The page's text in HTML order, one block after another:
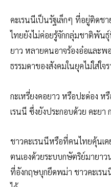
คะเรนนีเป็นรัฐเล็กๆ ที่อยู่ติดช
ไทยยังไม่ค่อยรู้จักกลุ่มชาติพันธุ์
ยาว หลายคนอาจร้องอ๋อและพ
ธรรมดาของสังคมในยุคไม่ใส่ใจร
กะเหรี่ยงคอยาว หรือปะด่อง ห
เรนนี ซึ่งยังประกอบด้วย คะยา
ชาวคะเรนนีหรือที่คนไทยคุ้นเค
ตนเองด้วยระบบกษัตริย์มายา
ที่อังกฤษบุกยึดพม่า ชาวคะเรน